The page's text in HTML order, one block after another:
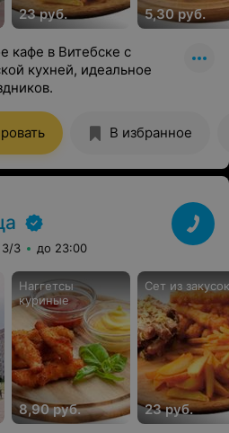
23 руб. 5,30 руб.
кафе в Витебске с
кухней, идеальное
В избранное
3/3 до 23:00
Наггетсы
куриные
8,90 руб.
Сет из закусок
23 руб.